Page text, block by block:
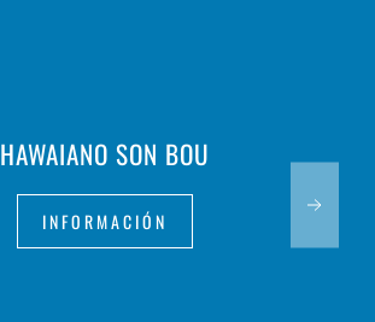
HAWAIANO SON BOU
INFORMACIÓN